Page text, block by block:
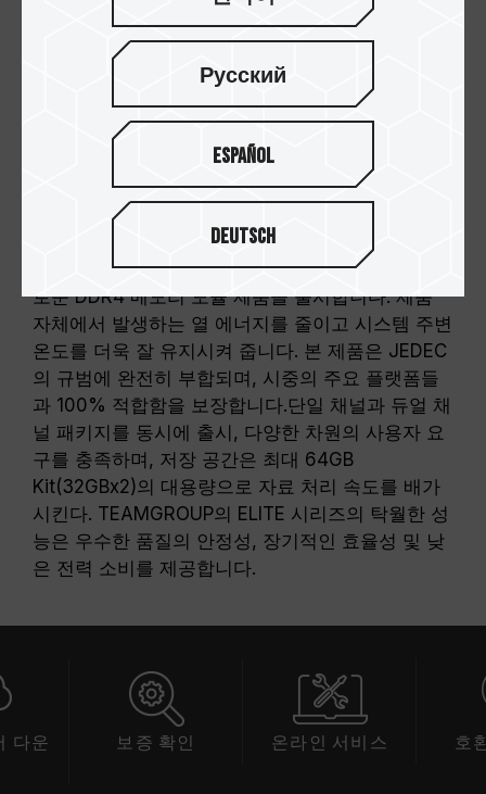
TEAMGROUP의 모든 메모리 모듈은 표준 전압
범위 내에서 테스트됩니다. 프로세서나 메인보드
의 문제로 인한 고장은 해당 제조사에 문의하여
A/S를 받으시길 바랍니다.
품질 제일의 원칙
TEAMGROUP의 ELITE 시리즈는 작동 전압이 1.2V
에 불과하여 전력 소비를 많이 절약하는 완전히 새
로운 DDR4 메모리 모듈 제품을 출시합니다. 제품
자체에서 발생하는 열 에너지를 줄이고 시스템 주변
온도를 더욱 잘 유지시켜 줍니다. 본 제품은 JEDEC
의 규범에 완전히 부합되며, 시중의 주요 플랫폼들
과 100% 적합함을 보장합니다.단일 채널과 듀얼 채
널 패키지를 동시에 출시, 다양한 차원의 사용자 요
구를 충족하며, 저장 공간은 최대 64GB
Kit(32GBx2)의 대용량으로 자료 처리 속도를 배가
시킨다. TEAMGROUP의 ELITE 시리즈의 탁월한 성
능은 우수한 품질의 안정성, 장기적인 효율성 및 낮
은 전력 소비를 제공합니다.
다운
보증 확인 온라인 서비스 호
Русский
Español
Deutsch